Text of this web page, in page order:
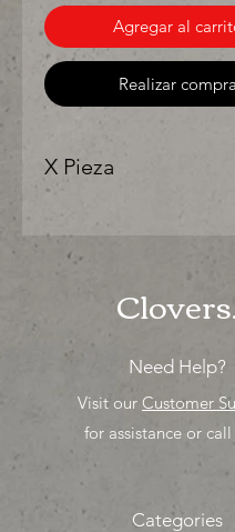
Agregar al
Realizar compra
X Pieza
solo los mejores precios
tienda o proyecto" venta
Need Help?
Visit our Customer
for assistance or
Categories